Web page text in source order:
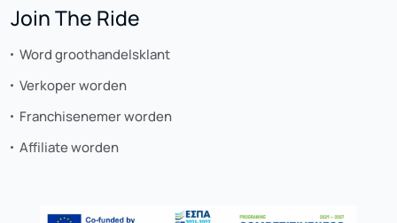
Join The Ride
Word groothandelsklant
Verkoper worden
Franchisenemer worden
Affiliate worden